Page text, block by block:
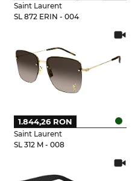
Saint Laurent
SL 872 ERIN - 004
Saint Laurent
SL 312 M - 008
1.844,26 RON